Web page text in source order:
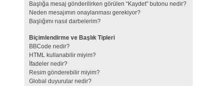
Başlığa mesaj gönderilirken görülen “Kaydet” butonu nedir?
Neden mesajımın onaylanması gerekiyor?
Başlığımı nasıl darbelerim?
Biçimlendirme ve Başlık Tipleri
BBCode nedir?
HTML kullanabilir miyim?
İfadeler nedir?
Resim gönderebilir miyim?
Global duyurular nedir?